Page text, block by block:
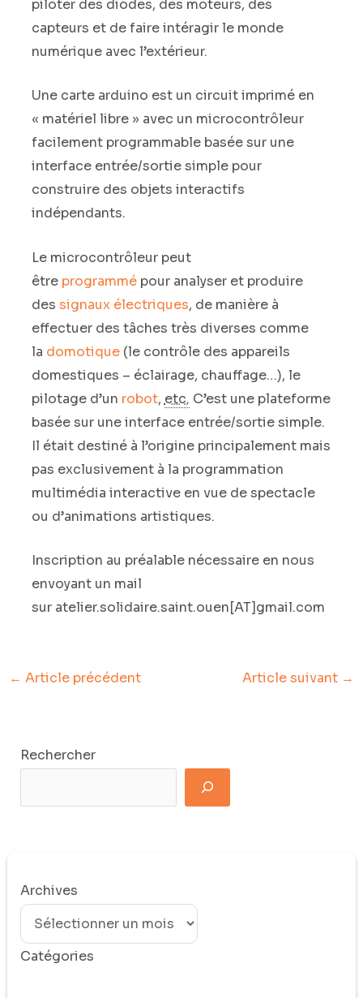
piloter des diodes, des moteurs, des
capteurs et de faire intéragir le monde
numérique avec l’extérieur.
Une carte arduino est un circuit imprimé en
« matériel libre » avec un microcontrôleur
facilement programmable basée sur une
interface entrée/sortie simple pour
construire des objets interactifs
indépendants.
Le microcontrôleur peut
être programmépour analyser et produire
des signaux électriques, de manière à
effectuer des tâches très diverses comme
la domotique(le contrôle des appareils
domestiques – éclairage, chauffage…), le
pilotage d’un robot, etc. C’est une plateforme
basée sur une interface entrée/sortie simple.
Il était destiné à l’origine principalement mais
pas exclusivement à la programmation
multimédia interactive en vue de spectacle
ou d’animations artistiques.
Inscription au préalable nécessaire en nous
envoyant un mail
sur atelier.solidaire.saint.ouen[AT]gmail.com
← Article précédent Article suivant →
Rechercher
Archives
Catégories